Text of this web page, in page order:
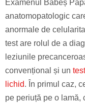
Examenul Babeș
anatomopatologic
anormale de
test are rolul de a
leziunile
convențional și un
lichid. În primul caz,
pe periuță pe o lamă,